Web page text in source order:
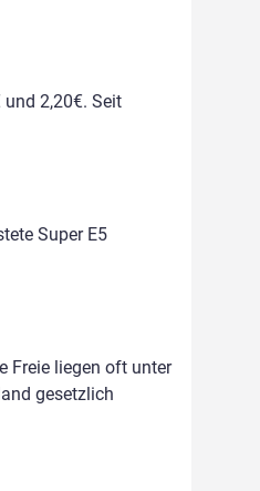
2,20€. Seit
Super E5
Freie liegen oft unter
gesetzlich